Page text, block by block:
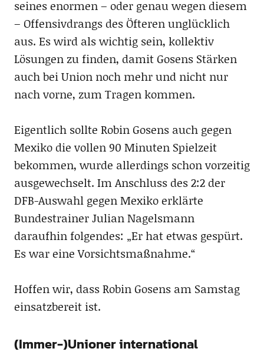
seines enormen – oder genau wegen diesem
– Offensivdrangs des Öfteren unglücklich
aus. Es wird als wichtig sein, kollektiv
Lösungen zu finden, damit Gosens Stärken
auch bei Union noch mehr und nicht nur
nach vorne, zum Tragen kommen.
Eigentlich sollte Robin Gosens auch gegen
Mexiko die vollen 90 Minuten Spielzeit
bekommen, wurde allerdings schon vorzeitig
ausgewechselt. Im Anschluss des 2:2 der
DFB-Auswahl gegen Mexiko erklärte
Bundestrainer Julian Nagelsmann
daraufhin folgendes: „Er hat etwas gespürt.
Es war eine Vorsichtsmaßnahme.“
Hoffen wir, dass Robin Gosens am Samstag
einsatzbereit ist.
(Immer-)Unioner international